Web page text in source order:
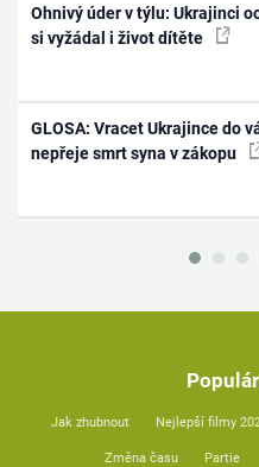
Ohnivý úder v týlu: Ukrajinci
si vyžádal i život dítěte
GLOSA: Vracet Ukrajince do
nepřeje smrt syna v zákopu
Jak zhubnout Nejlepší filmy
Změna času Partie